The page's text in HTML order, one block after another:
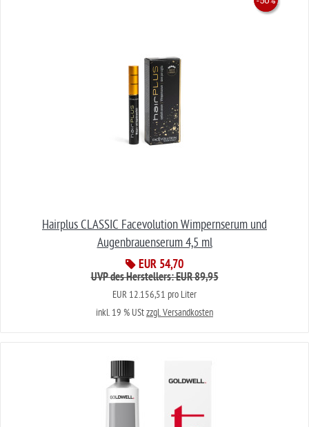
Hairplus CLASSIC Facevolution Wimpernserum und
Augenbrauenserum 4,5 ml
EUR 54,70
UVP des Herstellers: EUR 89,95
EUR 12.156,51 pro Liter
inkl. 19 % UStzzgl. Versandkosten